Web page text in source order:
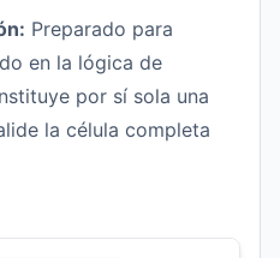
Preparado para
en la lógica de
por sí sola una
la célula completa